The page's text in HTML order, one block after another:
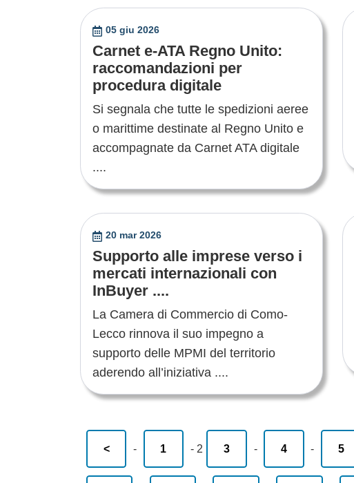
05 giu 2026
Carnet e-ATA Regno Unito:
raccomandazioni per
procedura digitale
Si segnala che tutte le spedizioni aeree
o marittime destinate al Regno Unito e
accompagnate da Carnet ATA digitale
....
20 mar 2026
Supporto alle imprese verso i
mercati internazionali con
InBuyer ....
La Camera di Commercio di Como-
Lecco rinnova il suo impegno a
supporto delle MPMI del territorio
aderendo all’iniziativa ....
< - 1 - 2 3 - 4 - 5